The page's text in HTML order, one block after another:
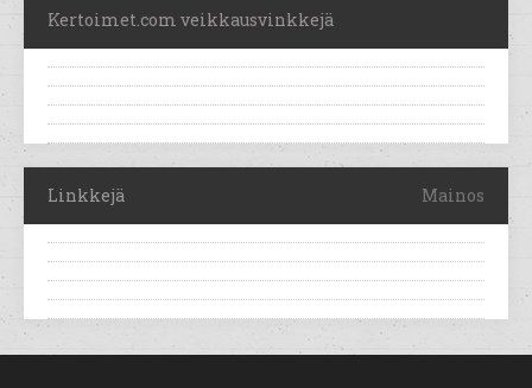
Kertoimet.com veikkausvinkkejä
Linkkejä Mainos